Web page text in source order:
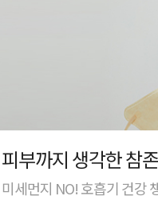
피부까지 생각한 참
미세먼지 NO! 호흡기 건강